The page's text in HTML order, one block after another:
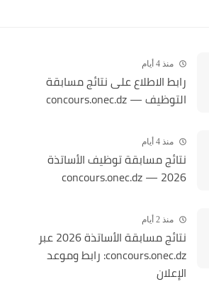
منذ 4 أيام
رابط الاطلاع على نتائج مسابقة
التوظيف — concours.onec.dz
منذ 4 أيام
نتائج مسابقة توظيف الأساتذة
2026 — concours.onec.dz
منذ 2 أيام
نتائج مسابقة الأساتذة 2026 عبر
concours.onec.dz: رابط وموعد
الإعلان